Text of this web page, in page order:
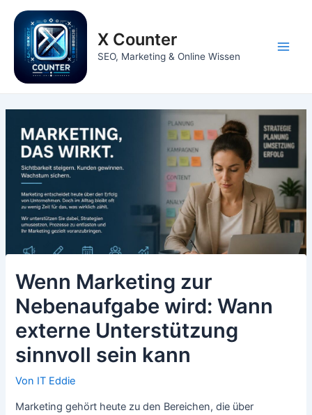
Inhalt
springen
X Counter
SEO, Marketing & Online Wissen
Wenn Marketing zur
Nebenaufgabe wird: Wann
externe Unterstützung
sinnvoll sein kann
Von IT Eddie
Marketing gehört heute zu den Bereichen, die über